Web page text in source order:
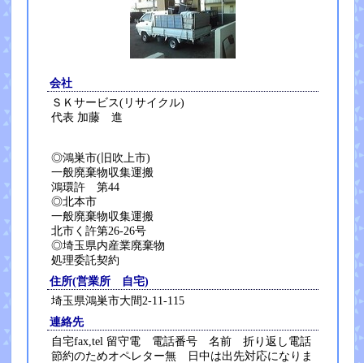
会社
ＳＫサービス(リサイクル)
代表 加藤 進
◎鴻巣市(旧吹上市)
一般廃棄物収集運搬
鴻環許 第44
◎北本市
一般廃棄物収集運搬
北市く許第26-26号
◎埼玉県内産業廃棄物
処理委託契約
住所(営業所 自宅)
埼玉県鴻巣市大間2-11-115
連絡先
自宅fax,tel 留守電 電話番号 名前 折り返し電話
節約のためオペレター無 日中は出先対応になりま